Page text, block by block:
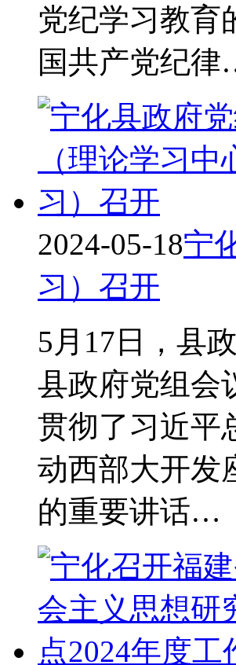
党纪学习教育
国共产党纪
2024-05-18宁
习）召开
5月17日，县
县政府党组会
贯彻了习近平
动西部大开发
的重要讲话…